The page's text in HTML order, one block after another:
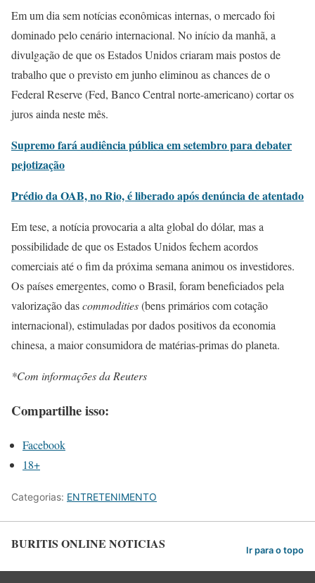
Em um dia sem notícias econômicas internas, o mercado foi
dominado pelo cenário internacional. No início da manhã, a
divulgação de que os Estados Unidos criaram mais postos de
trabalho que o previsto em junho eliminou as chances de o
Federal Reserve (Fed, Banco Central norte-americano) cortar os
juros ainda neste mês.
Supremo fará audiência pública em setembro para debater
pejotização
Prédio da OAB, no Rio, é liberado após denúncia de atentado
Em tese, a notícia provocaria a alta global do dólar, mas a
possibilidade de que os Estados Unidos fechem acordos
comerciais até o fim da próxima semana animou os investidores.
Os países emergentes, como o Brasil, foram beneficiados pela
valorização dascommodities(bens primários com cotação
internacional), estimuladas por dados positivos da economia
chinesa, a maior consumidora de matérias-primas do planeta.
*Com informações da Reuters
Compartilhe isso:
Facebook
18+
Categorias: ENTRETENIMENTO
BURITIS ONLINE NOTICIAS Ir para o topo